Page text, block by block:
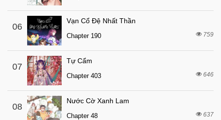
Chapter 14 7 tháng trước
Chapter 13
Chapter 12
Chapter 11
Chapter 10
Chapter 9 7 tháng trước
Chapter 8
06
Vạn Cổ Đệ Nhất Thần
Chapter 190 759
07
Tự Cẩm
Chapter 403 646
08
Nước Cờ Xanh Lam
Chapter 48 637